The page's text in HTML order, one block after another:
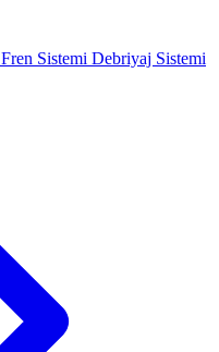
Fren Sistemi Debriyaj Sistemi